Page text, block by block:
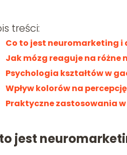
treści:
Co to jest neuromarketing i
Jak mózg reaguje na różne
Psychologia kształtów w
Wpływ kolorów na
Praktyczne zastosowania
jest